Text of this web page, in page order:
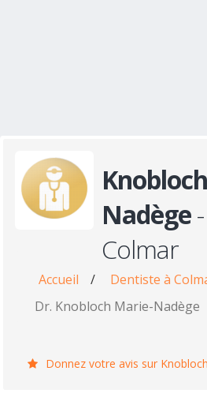
Nadège
Colmar
Accueil / Dentiste à
Dr. Knobloch Marie-Nadège
Donnez votre avis sur